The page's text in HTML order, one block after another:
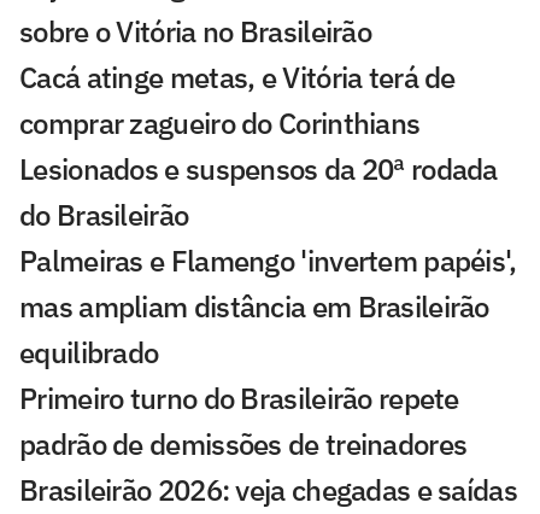
sobre o Vitória no Brasileirão
Cacá atinge metas, e Vitória terá de
comprar zagueiro do Corinthians
Lesionados e suspensos da 20ª rodada
do Brasileirão
Palmeiras e Flamengo 'invertem papéis',
mas ampliam distância em Brasileirão
equilibrado
Primeiro turno do Brasileirão repete
padrão de demissões de treinadores
Brasileirão 2026: veja chegadas e saídas